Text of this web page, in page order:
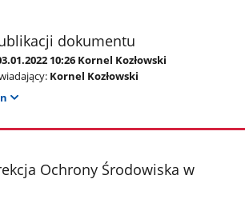
dokumentu
10:26 Kornel Kozłowski
Kornel Kozłowski
Ochrony Środowiska w